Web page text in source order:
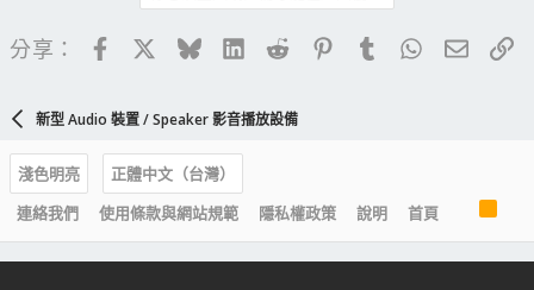
分享： FacebookBlueskyLinkedIn
Reddit PinterestTumblrWhatsApp
電子
新型 Audio 裝置 / Speaker 影音播放設備
淺色明亮
正體中文（台灣）
連絡我們
使用條款與網站規範 隱私權政策 說明 首頁
R
S
S